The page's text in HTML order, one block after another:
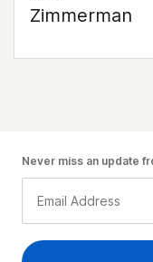
Zimmerman
Never miss an update